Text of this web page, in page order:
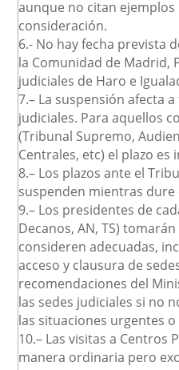
aunque no citan
consideración.
6.- No hay fecha prevista
la Comunidad de Madrid,
judiciales de Haro e
7.– La suspensión afecta
judiciales. Para aquellos
(Tribunal Supremo,
Centrales, etc) el plazo es
8.– Los plazos ante el
suspenden mientras dure
9.– Los presidentes de
Decanos, AN, TS)
consideren adecuadas,
acceso y clausura de
recomendaciones del
las sedes judiciales si no
las situaciones urgentes
10.– Las visitas a Centros
manera ordinaria pero